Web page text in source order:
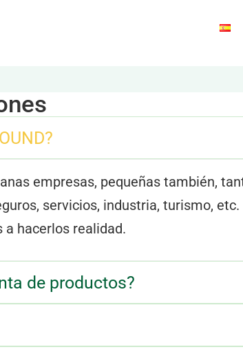
empresas, pequeñas también,
servicios, industria, turismo,
a hacerlos realidad.
de productos?